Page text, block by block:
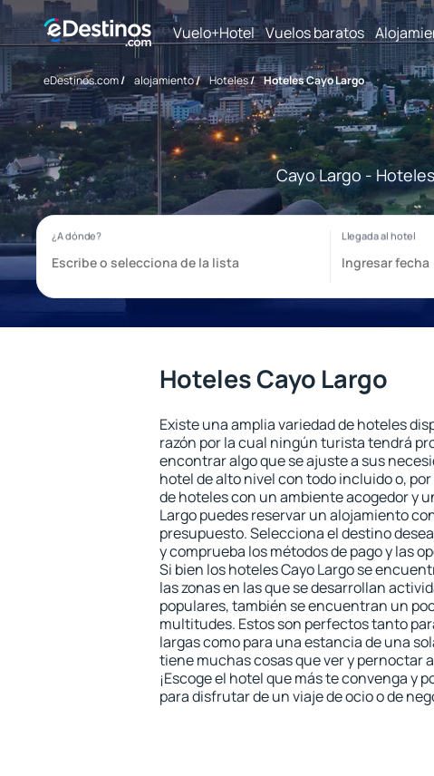
Vuelo+Hotel Vuelos baratos
eDestinos.com/ alojamiento/ Hoteles/ Hoteles Cayo Largo
Cayo Largo -
Hoteles Cayo Largo
Existe una amplia variedad de hoteles
razón por la cual ningún turista tendrá
encontrar algo que se ajuste a sus
hotel de alto nivel con todo incluido o,
de hoteles con un ambiente acogedor y
Largo puedes reservar un alojamiento
presupuesto. Selecciona el destino
y comprueba los métodos de pago y las
Si bien los hoteles Cayo Largo se
las zonas en las que se desarrollan
populares, también se encuentran un
multitudes. Estos son perfectos tanto
largas como para una estancia de una
tiene muchas cosas que ver y pernoctar
¡Escoge el hotel que más te convenga y
para disfrutar de un viaje de ocio o de